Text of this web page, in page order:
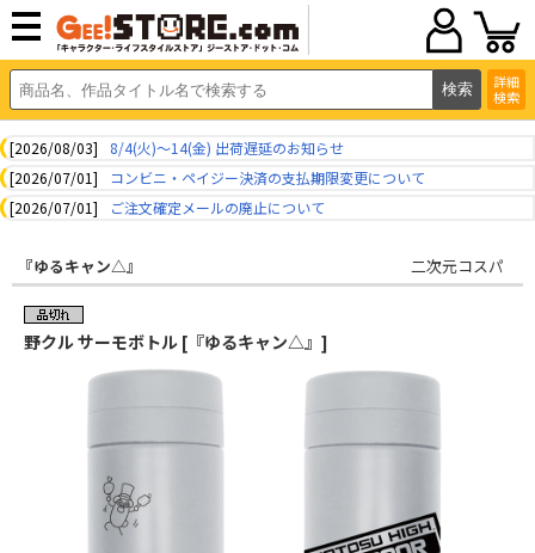
詳細
検索
[2026/08/03]
8/4(火)～14(金) 出荷遅延のお知らせ
[2026/07/01]
コンビニ・ペイジー決済の支払期限変更について
[2026/07/01]
ご注文確定メールの廃止について
『ゆるキャン△』 二次元コスパ
野クル サーモボトル [『ゆるキャン△』]